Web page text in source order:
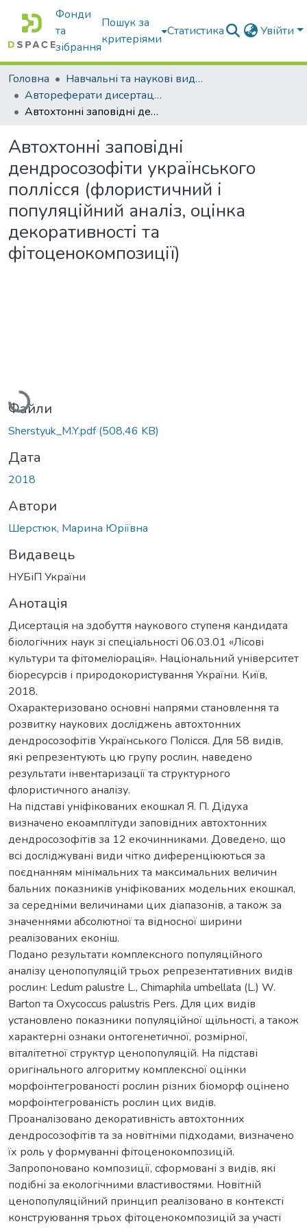
Фонди
та
зібрання
Пошук за
критеріями
Статистика Увійти
Головна
Навчальні та наукові видання
Автореферати дисертацій та дисертації
Автохтонні заповідні дендросозофіти українського поллісся (флористичний і популяційний аналіз, оцінка декоративності та фітоценокомпозиції)
Автохтонні заповідні
дендросозофіти українського
поллісся (флористичний і
популяційний аналіз, оцінка
декоративності та
фітоценокомпозиції)
Вантажиться...
Файли
Sherstyuk_M.Y.pdf(508,46 KB)
Дата
2018
Автори
Шерстюк, Марина Юріївна
Видавець
НУБіП України
Анотація
Дисертація на здобуття наукового ступеня кандидата
біологічних наук зі спеціальності 06.03.01 «Лісові
культури та фітомеліорація». Національний університет
біоресурсів і природокористування України. Київ,
2018.
Охарактеризовано основні напрями становлення та
розвитку наукових досліджень автохтонних
дендросозофітів Українського Полісся. Для 58 видів,
які репрезентують цю групу рослин, наведено
результати інвентаризації та структурного
флористичного аналізу.
На підставі уніфікованих екошкал Я. П. Дідуха
визначено екоамплітуди заповідних автохтонних
дендросозофітів за 12 екочинниками. Доведено, що
всі досліджувані види чітко диференціюються за
поєднанням мінімальних та максимальних величин
бальних показників уніфікованих модельних екошкал,
за середніми величинами цих діапазонів, а також за
значеннями абсолютної та відносної ширини
реалізованих еконіш.
Подано результати комплексного популяційного
аналізу ценопопуляцій трьох репрезентативних видів
рослин: Ledum palustre L., Chimaphila umbellata (L.) W.
Barton та Oxycoccus palustris Pers. Для цих видів
установлено показники популяційної щільності, а також
характерні ознаки онтогенетичної, розмірної,
віталітетної структур ценопопуляцій. На підставі
оригінального алгоритму комплексної оцінки
морфоінтегрованості рослин різних біоморф оцінено
морфоінтегрованість рослин цих видів.
Проаналізовано декоративність автохтонних
дендросозофітів та за новітніми підходами, визначено
їх роль у формуванні фітоценокомпозицій.
Запропоновано композиції, сформовані з видів, які
подібні за екологічними властивостями. Новітній
ценопопуляційний принцип реалізовано в контексті
конструювання трьох фітоценокомпозицій за участі